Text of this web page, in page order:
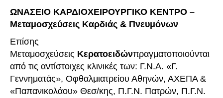
ΩΝΑΣΕΙΟ ΚΑΡΔΙΟΧΕΙΡΟΥΡΓΙΚΟ ΚΕΝΤΡΟ –
Μεταμοσχεύσεις Καρδιάς & Πνευμόνων
Επίσης
Μεταμοσχεύσεις Κερατοειδώνπραγματοποιούνται
από τις αντίστοιχες κλινικές των: Γ.Ν.Α. «Γ.
Γεννηματάς», Οφθαλμιατρείου Αθηνών, ΑΧΕΠΑ &
«Παπανικολάου» Θεσ/κης, Π.Γ.Ν. Πατρών, Π.Γ.Ν.